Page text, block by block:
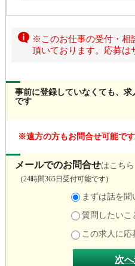
※このお仕事の受付・相
頂いております。応募は
事前に登録していなくても、
です
遠方の方もお問合せ可能で
メールでのお問合せはこちら
(24時間365日受付可能です)
まずは話を聞
質問したいこ
この求人に応
次